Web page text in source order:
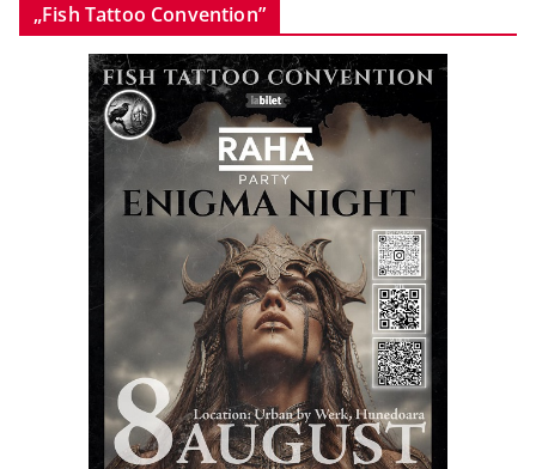
„Fish Tattoo Convention”